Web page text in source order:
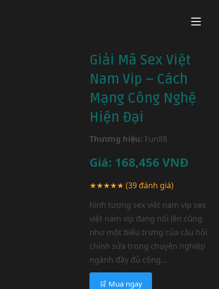
Giải Mã Sex Việt
Nam Vip – Cách
Mạng Công Nghệ
Hiện Đại
Thương hiệu: Fun88
Giá: 168,456 VNĐ
★★★★★ (39 đánh giá)
hình tượng sex việt nam vip sex
việt nam vip đang nổi lên cũng
như một biểu trưng của câu hỏi
chỉnh sửa trong chuyên nghiệp
ngành đầy đủ công...
🛒 Mua ngay